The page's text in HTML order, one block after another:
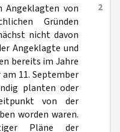
2
Angeklagten von
Gründen
nicht davon
Angeklagte und
bereits im Jahre
11. September
planten oder
von der
worden waren.
Pläne der